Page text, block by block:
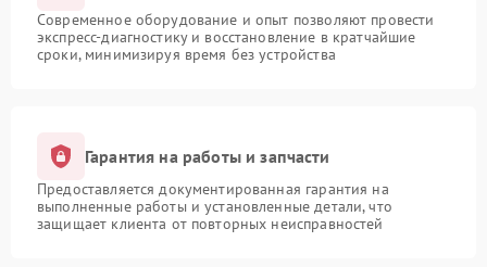
Современное оборудование и опыт позволяют провести
экспресс-диагностику и восстановление в кратчайшие
сроки, минимизируя время без устройства
Гарантия на работы и запчасти
Предоставляется документированная гарантия на
выполненные работы и установленные детали, что
защищает клиента от повторных неисправностей